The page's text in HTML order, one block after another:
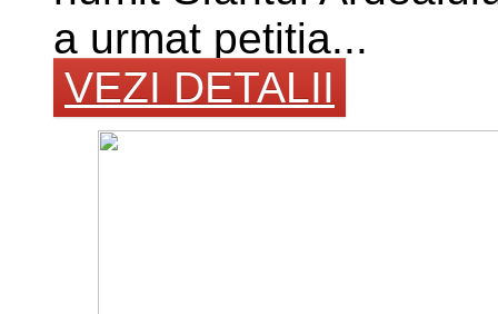
a urmat petitia...
VEZI DETALII